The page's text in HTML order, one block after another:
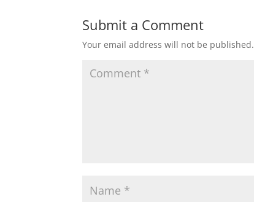
Submit a Comment
Your email address will not be published.